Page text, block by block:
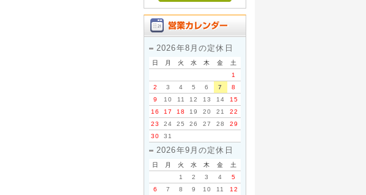
2026年8月の定休日
日 月 火 水 木 金
土
1
2
3 4 5 6 7
8
9
10 11 12 13 14
15
16
17 18 19 20 21
22
23
24 25 26 27 28
29
30
31
2026年9月の定休日
日 月 火 水 木 金
土
1
2 3 4
5
6
7 8 9 10 11 12